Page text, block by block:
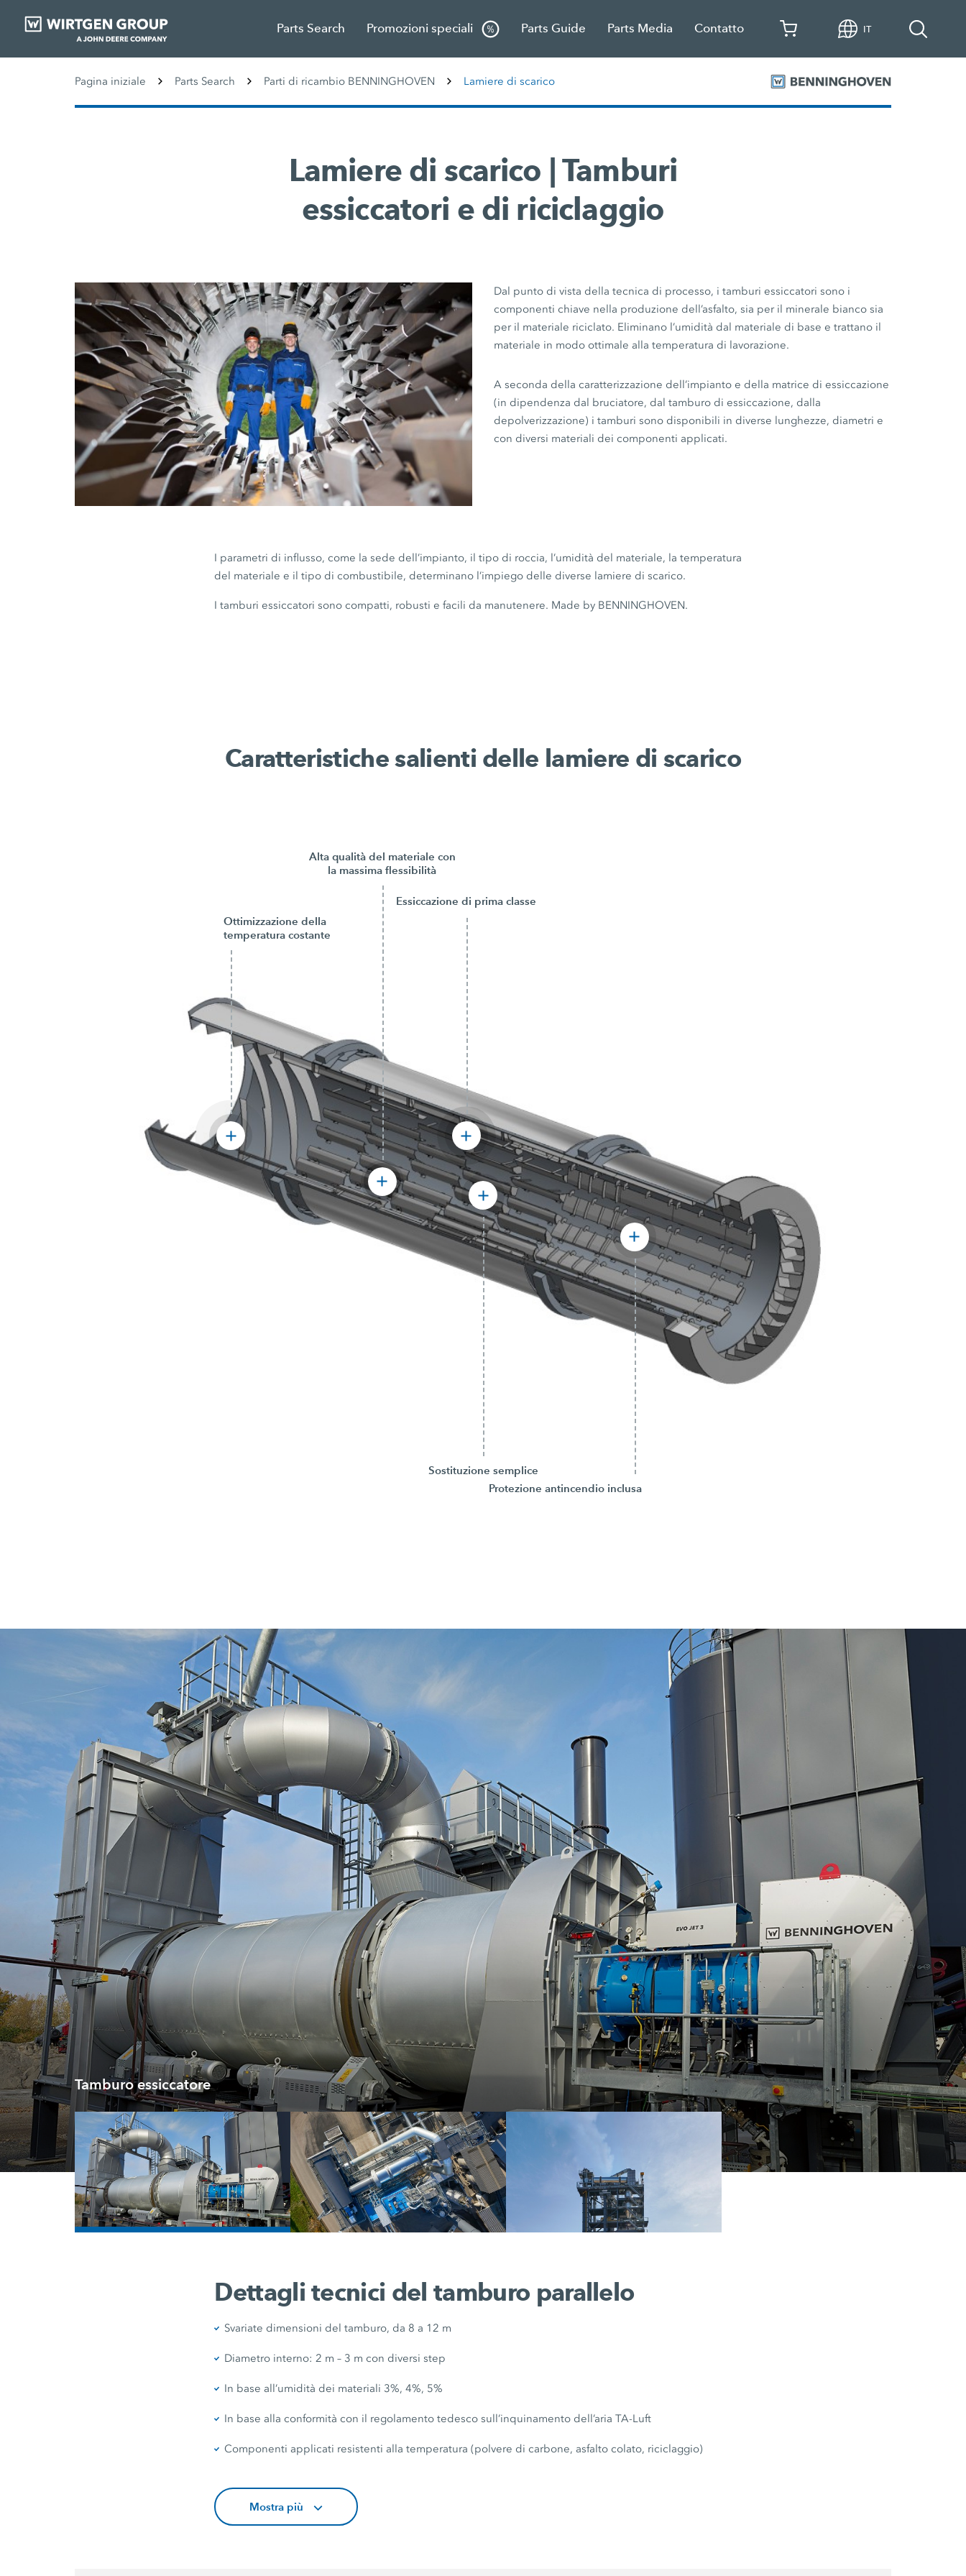
Parts Search Promozioni speciali Parts Guide Parts Media Contatto IT
Pagina iniziale Parts Search Parti di ricambio BENNINGHOVEN Lamiere di scarico
Lamiere di scarico | Tamburi
essiccatori e di riciclaggio
Dal punto di vista della tecnica di processo, i tamburi essiccatori sono i
componenti chiave nella produzione dell’asfalto, sia per il minerale bianco sia
per il materiale riciclato. Eliminano l’umidità dal materiale di base e trattano il
materiale in modo ottimale alla temperatura di lavorazione.
A seconda della caratterizzazione dell’impianto e della matrice di essiccazione
(in dipendenza dal bruciatore, dal tamburo di essiccazione, dalla
depolverizzazione) i tamburi sono disponibili in diverse lunghezze, diametri e
con diversi materiali dei componenti applicati.
I parametri di influsso, come la sede dell’impianto, il tipo di roccia, l’umidità del materiale, la temperatura
del materiale e il tipo di combustibile, determinano l’impiego delle diverse lamiere di scarico.
I tamburi essiccatori sono compatti, robusti e facili da manutenere. Made by BENNINGHOVEN.
Caratteristiche salienti delle lamiere di scarico
Alta qualità del materiale con
la massima flessibilità
Essiccazione di prima classe
Ottimizzazione della
temperatura costante
Protezione antincendio inclusa
Sostituzione semplice
Tamburo essiccatore
/
Dettagli tecnici del tamburo parallelo
Svariate dimensioni del tamburo, da 8 a 12 m
Diametro interno: 2 m – 3 m con diversi step
In base all’umidità dei materiali 3%, 4%, 5%
In base alla conformità con il regolamento tedesco sull’inquinamento dell’aria TA-Luft
Componenti applicati resistenti alla temperatura (polvere di carbone, asfalto colato, riciclaggio)
Mostra più